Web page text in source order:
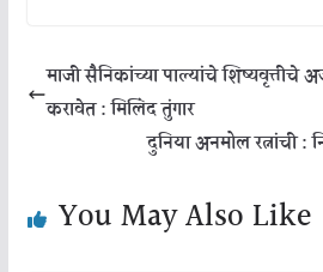
माजी सैनिकांच्या पाल्यांचे शिष्यवृत्तीचे
करावेत : मिलिंद तुंगार
दुनिया अनमोल रत्नांची
You May Also Like